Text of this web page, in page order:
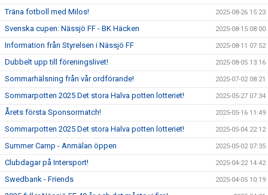
Träna fotboll med Milos! 2025-08-26 15:23
Svenska cupen: Nässjö FF - BK Häcken 2025-08-15 08:00
Information från Styrelsen i Nässjö FF 2025-08-11 07:52
Dubbelt upp till föreningslivet! 2025-08-05 13:16
Sommarhälsning från vår ordförande! 2025-07-02 08:21
Sommarpotten 2025 Det stora Halva potten lotteriet! 2025-05-27 07:34
Årets första Sponsormatch! 2025-05-16 11:49
Sommarpotten 2025 Det stora Halva potten lotteriet! 2025-05-04 22:12
Summer Camp - Anmälan öppen 2025-05-02 07:35
Clubdagar på Intersport! 2025-04-22 14:42
Swedbank - Friends 2025-04-05 10:19